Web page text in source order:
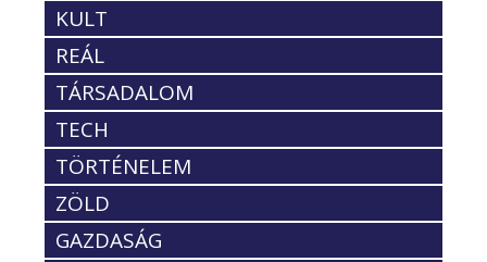
KULT
REÁL
TÁRSADALOM
TECH
TÖRTÉNELEM
ZÖLD
GAZDASÁG